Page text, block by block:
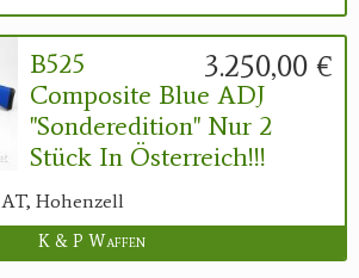
3.250,00 €
B525
Composite Blue ADJ
"Sonderedition" Nur 2
Stück In Österreich!!!
AT, Hohenzell
K & P Waffen